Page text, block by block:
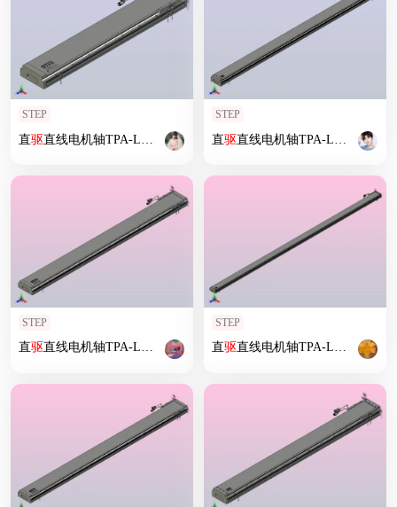
STEP
直驱直线电机轴TPA-LNP -170-35C 2-1-L780-3-C-05-N3
STEP
直驱直线电机轴TPA-LNP -140-
STEP
直驱直线电机轴TPA-LNP -170-35C 2-1-L1620-3-C-05-N3
STEP
直驱直线电机轴TPA-LNP -140-